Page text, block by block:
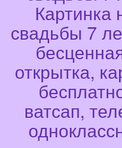
Картинка
свадьбы 7
открытка,
ватсап,